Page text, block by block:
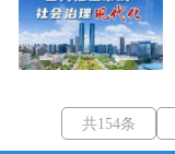
共154条